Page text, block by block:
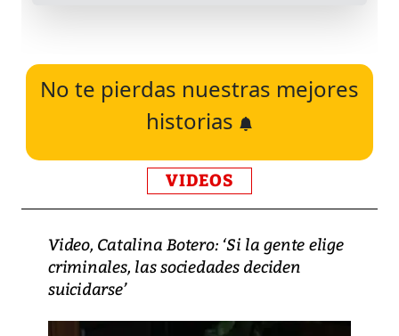
No te pierdas nuestras mejores
historias
VIDEOS
Video, Catalina Botero: ‘Si la gente elige
criminales, las sociedades deciden
suicidarse’